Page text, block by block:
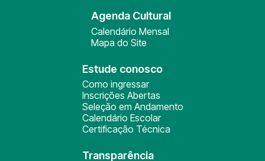
Agenda Cultural
Calendário Mensal
Mapa do Site
Estude conosco
Como ingressar
Inscrições Abertas
Seleção em Andamento
Calendário Escolar
Certificação Técnica
Transparência